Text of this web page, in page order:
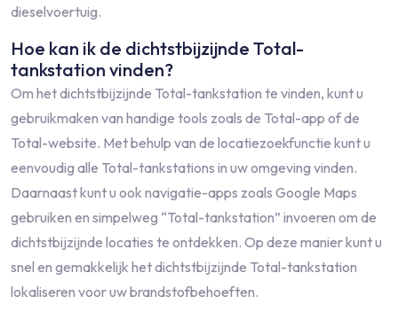
dieselvoertuig.
Hoe kan ik de dichtstbijzijnde Total-
tankstation vinden?
Om het dichtstbijzijnde Total-tankstation te vinden, kunt u
gebruikmaken van handige tools zoals de Total-app of de
Total-website. Met behulp van de locatiezoekfunctie kunt u
eenvoudig alle Total-tankstations in uw omgeving vinden.
Daarnaast kunt u ook navigatie-apps zoals Google Maps
gebruiken en simpelweg “Total-tankstation” invoeren om de
dichtstbijzijnde locaties te ontdekken. Op deze manier kunt u
snel en gemakkelijk het dichtstbijzijnde Total-tankstation
lokaliseren voor uw brandstofbehoeften.